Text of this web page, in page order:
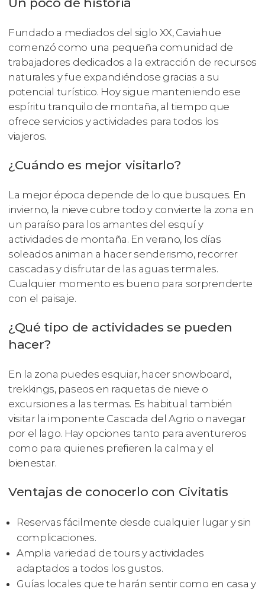
Fundado a mediados del siglo XX, Caviahue
comenzó como una pequeña comunidad de
trabajadores dedicados a la extracción de recursos
naturales y fue expandiéndose gracias a su
potencial turístico. Hoy sigue manteniendo ese
espíritu tranquilo de montaña, al tiempo que
ofrece servicios y actividades para todos los
viajeros.
¿Cuándo es mejor visitarlo?
La mejor época depende de lo que busques. En
invierno, la nieve cubre todo y convierte la zona en
un paraíso para los amantes del esquí y
actividades de montaña. En verano, los días
soleados animan a hacer senderismo, recorrer
cascadas y disfrutar de las aguas termales.
Cualquier momento es bueno para sorprenderte
con el paisaje.
¿Qué tipo de actividades se pueden
hacer?
En la zona puedes esquiar, hacer snowboard,
trekkings, paseos en raquetas de nieve o
excursiones a las termas. Es habitual también
visitar la imponente Cascada del Agrio o navegar
por el lago. Hay opciones tanto para aventureros
como para quienes prefieren la calma y el
bienestar.
Ventajas de conocerlo con Civitatis
Reservas fácilmente desde cualquier lugar y sin
complicaciones.
Amplia variedad de tours y actividades
adaptados a todos los gustos.
Guías locales que te harán sentir como en casa y